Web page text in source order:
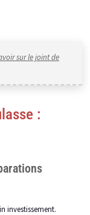
sur le joint de
:
investissement.